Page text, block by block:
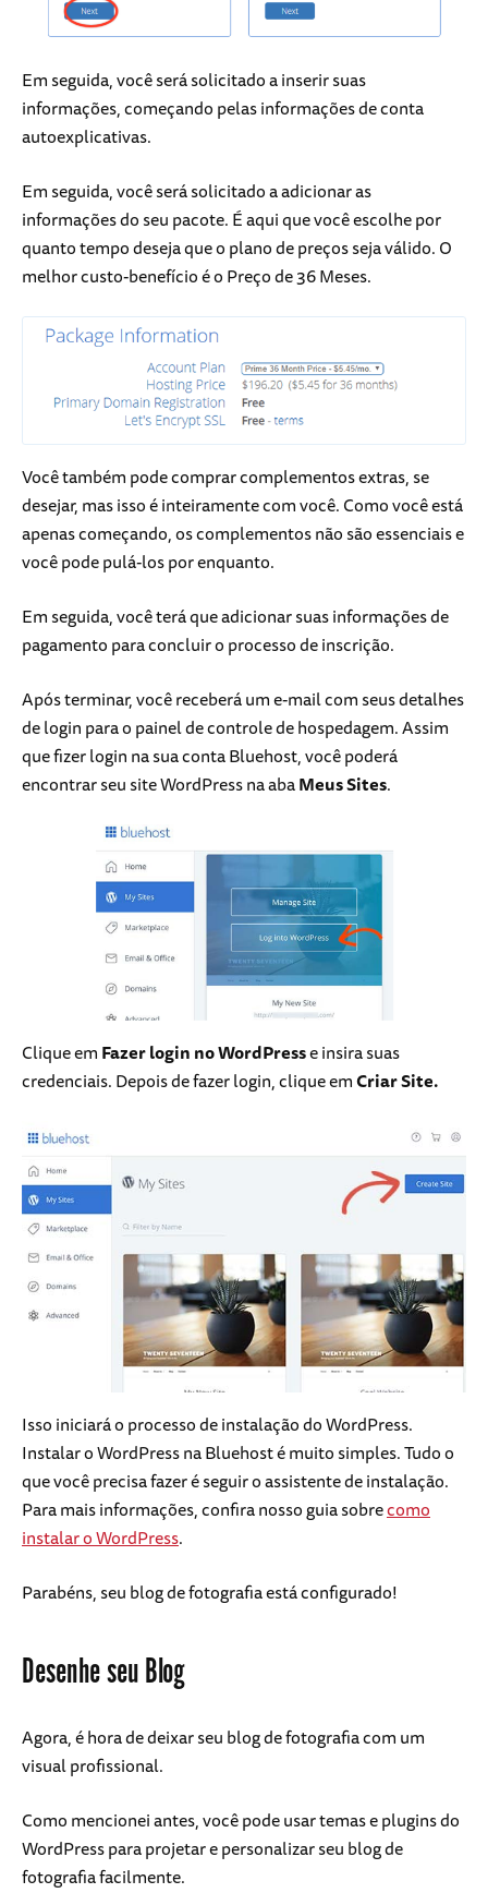
Em seguida, você será solicitado a inserir suas
informações, começando pelas informações de conta
autoexplicativas.
Em seguida, você será solicitado a adicionar as
informações do seu pacote. É aqui que você escolhe por
quanto tempo deseja que o plano de preços seja válido. O
melhor custo-benefício é o Preço de 36 Meses.
Você também pode comprar complementos extras, se
desejar, mas isso é inteiramente com você. Como você está
apenas começando, os complementos não são essenciais e
você pode pulá-los por enquanto.
Em seguida, você terá que adicionar suas informações de
pagamento para concluir o processo de inscrição.
Após terminar, você receberá um e-mail com seus detalhes
de login para o painel de controle de hospedagem. Assim
que fizer login na sua conta Bluehost, você poderá
encontrar seu site WordPress na abaMeus Sites.
Clique emFazer login no WordPresse insira suas
credenciais. Depois de fazer login, clique emCriar Site.
Isso iniciará o processo de instalação do WordPress.
Instalar o WordPress na Bluehost é muito simples. Tudo o
que você precisa fazer é seguir o assistente de instalação.
Para mais informações, confira nosso guia sobrecomo
instalar o WordPress.
Parabéns, seu blog de fotografia está configurado!
Desenhe seu Blog
Agora, é hora de deixar seu blog de fotografia com um
visual profissional.
Como mencionei antes, você pode usar temas e plugins do
WordPress para projetar e personalizar seu blog de
fotografia facilmente.